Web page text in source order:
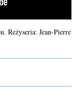
Reżyseria: Jean-Pierre